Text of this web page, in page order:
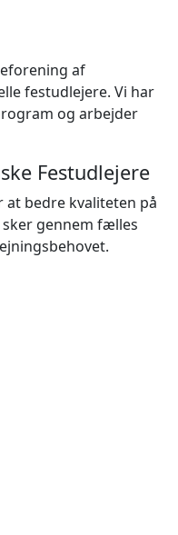
af
festudlejere. Vi har
og arbejder
Festudlejere
bedre kvaliteten på
gennem fælles